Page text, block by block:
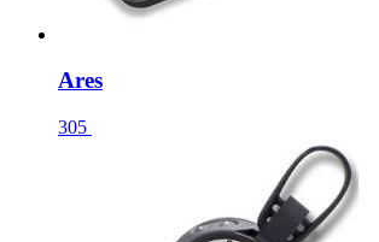
Ares
305